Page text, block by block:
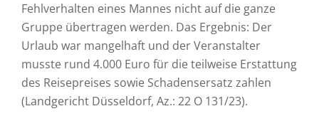
Fehlverhalten eines Mannes nicht auf die ganze
Gruppe übertragen werden. Das Ergebnis: Der
Urlaub war mangelhaft und der Veranstalter
musste rund 4.000 Euro für die teilweise Erstattung
des Reisepreises sowie Schadensersatz zahlen
(Landgericht Düsseldorf, Az.: 22 O 131/23).